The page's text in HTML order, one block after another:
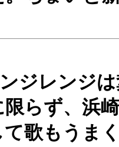
ジレンジ
限らず、浜
て歌もうま